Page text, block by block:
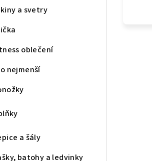
a svetry
oblečení
nejmenší
a šály
batohy a ledvinky